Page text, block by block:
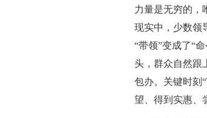
力量是无穷的，
现实中，少数领
“带领”变成了“
头，群众自然跟
包办。关键时刻
望、得到实惠、